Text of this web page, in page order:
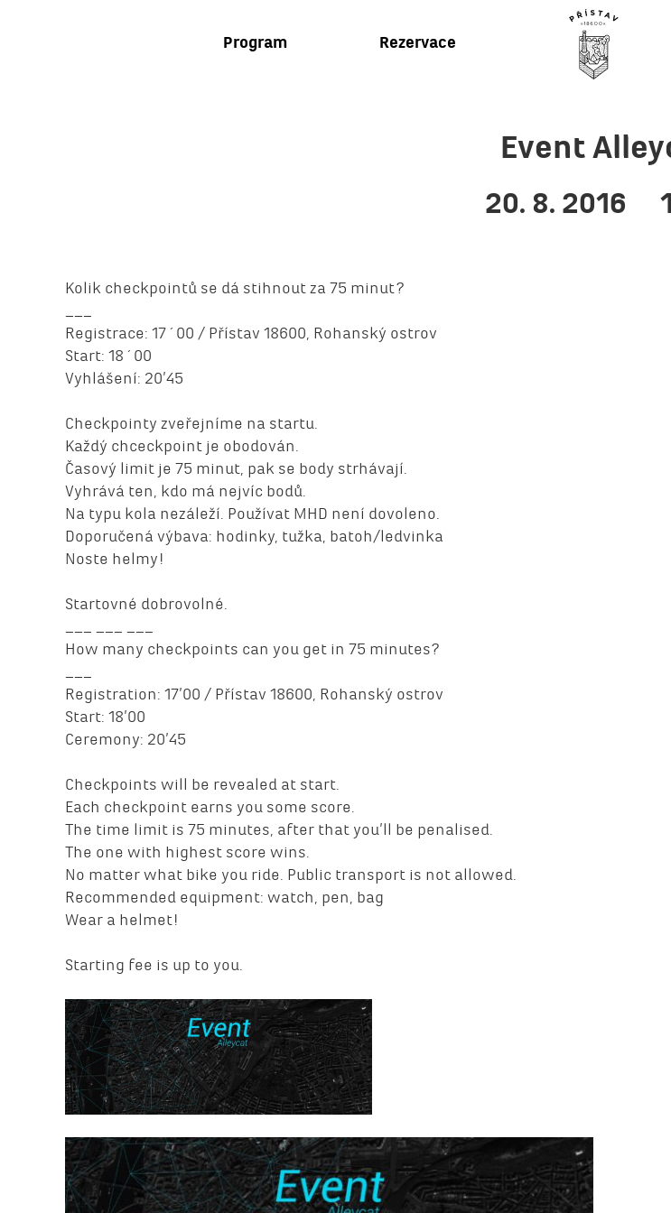
Program Rezervace
Event
20. 8. 2016
Kolik checkpointů se dá stihnout za 75 minut?
Registrace: 17´00 / Přístav 18600, Rohanský ostrov
Start: 18´00
Vyhlášení: 20’45
Checkpointy zveřejníme na startu.
Každý chceckpoint je obodován.
Časový limit je 75 minut, pak se body strhávají.
Vyhrává ten, kdo má nejvíc bodů.
Na typu kola nezáleží. Používat MHD není dovoleno.
Doporučená výbava: hodinky, tužka, batoh/ledvinka
Noste helmy!
Startovné dobrovolné.
How many checkpoints can you get in 75 minutes?
Registration: 17’00 / Přístav 18600, Rohanský ostrov
Start: 18’00
Ceremony: 20’45
Checkpoints will be revealed at start.
Each checkpoint earns you some score.
The time limit is 75 minutes, after that you’ll be penalised.
The one with highest score wins.
No matter what bike you ride. Public transport is not allowed.
Recommended equipment: watch, pen, bag
Wear a helmet!
Starting fee is up to you.